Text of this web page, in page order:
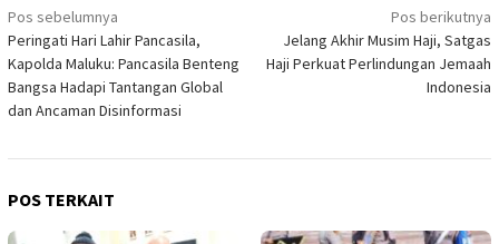
Navigasi
pos
Pos sebelumnya
Peringati Hari Lahir Pancasila,
Kapolda Maluku: Pancasila Benteng
Bangsa Hadapi Tantangan Global
dan Ancaman Disinformasi
Pos berikutnya
Jelang Akhir Musim Haji, Satgas
Haji Perkuat Perlindungan Jemaah
Indonesia
POS TERKAIT